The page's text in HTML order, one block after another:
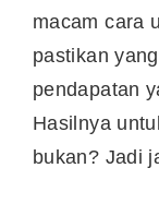
macam cara
pastikan
pendapatan
Hasilnya
bukan? Jadi